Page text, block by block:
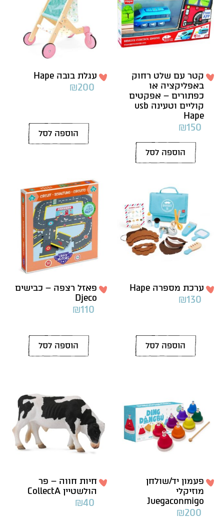
קטר עם שלט רחוק
באפליקציה או
כפתורים – אפקטים
קוליים וטעינה usb
Hape
₪150
הוספה לסל
עגלת בובה Hape
₪200
הוספה לסל
ערכת מספרה Hape
₪130
הוספה לסל
פאזל רצפה – כבישים
Djeco
₪110
הוספה לסל
פעמון יד/שולחן
מוזיקלי
Juegaconmigo
₪200
חיות חווה – פר
הולשטיין CollectA
₪40